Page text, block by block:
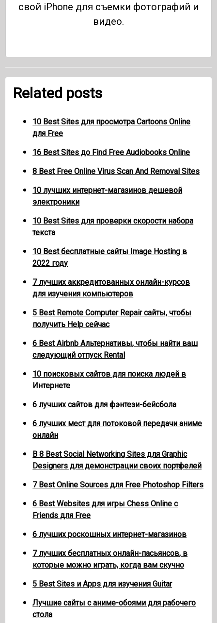
свой iPhone для съемки фотографий и
видео.
Related posts
10 Best Sites для просмотра Cartoons Online
для Free
16 Best Sites до Find Free Audiobooks Online
8 Best Free Online Virus Scan And Removal Sites
10 лучших интернет-магазинов дешевой
электроники
10 Best Sites для проверки скорости набора
текста
10 Best бесплатные сайты Image Hosting в
2022 году
7 лучших аккредитованных онлайн-курсов
для изучения компьютеров
5 Best Remote Computer Repair сайты, чтобы
получить Help сейчас
6 Best Airbnb Альтернативы, чтобы найти ваш
следующий отпуск Rental
10 поисковых сайтов для поиска людей в
Интернете
6 лучших сайтов для фэнтези-бейсбола
6 лучших мест для потоковой передачи аниме
онлайн
В 8 Best Social Networking Sites для Graphic
Designers для демонстрации своих портфелей
7 Best Online Sources для Free Photoshop Filters
6 Best Websites для игры Chess Online с
Friends для Free
6 лучших роскошных интернет-магазинов
7 лучших бесплатных онлайн-пасьянсов, в
которые можно играть, когда вам скучно
5 Best Sites и Apps для изучения Guitar
Лучшие сайты с аниме-обоями для рабочего
стола